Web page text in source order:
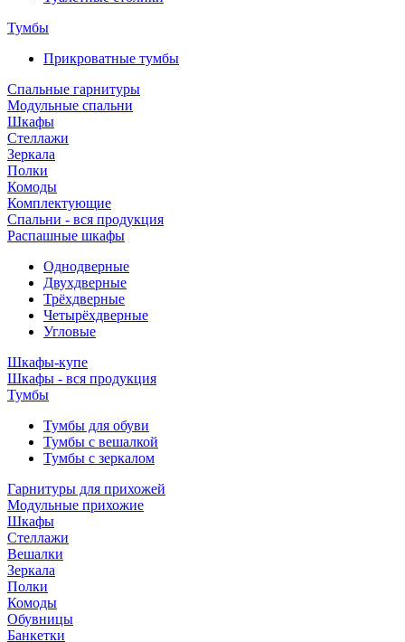
Тумбы
Прикроватные тумбы
Спальные гарнитуры
Модульные спальни
Шкафы
Стеллажи
Зеркала
Полки
Комоды
Комплектующие
Спальни - вся продукция
Распашные шкафы
Однодверные
Двухдверные
Трёхдверные
Четырёхдверные
Угловые
Шкафы-купе
Шкафы - вся продукция
Тумбы
Тумбы для обуви
Тумбы с вешалкой
Тумбы с зеркалом
Гарнитуры для прихожей
Модульные прихожие
Шкафы
Стеллажи
Вешалки
Зеркала
Полки
Комоды
Обувницы
Банкетки